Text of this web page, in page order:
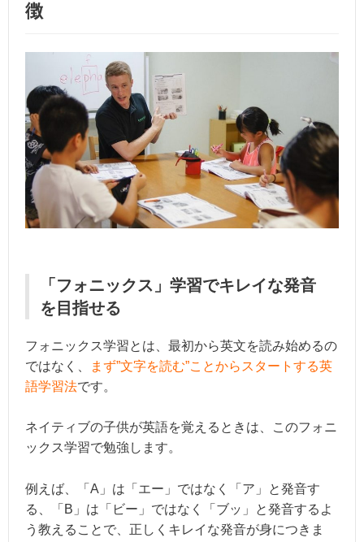
徴
「フォニックス」学習でキレイな発音
を目指せる
フォニックス学習とは、最初から英文を読み始めるの
ではなく、
まず”文字を読む”ことからスタートする英
語学習法です。
ネイティブの子供が英語を覚えるときは、このフォニ
ックス学習で勉強します。
例えば、「A」は「エー」ではなく「ア」と発音す
る、「B」は「ビー」ではなく「ブッ」と発音するよ
う教えることで、正しくキレイな発音が身につきま